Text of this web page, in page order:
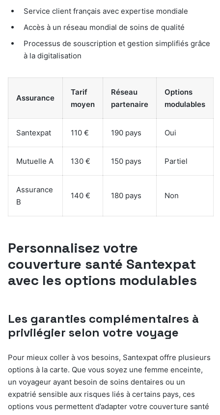
Service client français avec expertise mondiale
Accès à un réseau mondial de soins de qualité
Processus de souscription et gestion simplifiés grâce
à la digitalisation
Assurance
Tarif
moyen
Réseau
partenaire
Options
modulables
Santexpat 110 € 190 pays Oui
Mutuelle A 130 € 150 pays Partiel
Assurance
B
140 € 180 pays Non
Personnalisez votre
couverture santé Santexpat
avec les options modulables
Les garanties complémentaires à
privilégier selon votre voyage
Pour mieux coller à vos besoins, Santexpat offre plusieurs
options à la carte. Que vous soyez une femme enceinte,
un voyageur ayant besoin de soins dentaires ou un
expatrié sensible aux risques liés à certains pays, ces
options vous permettent d’adapter votre couverture santé